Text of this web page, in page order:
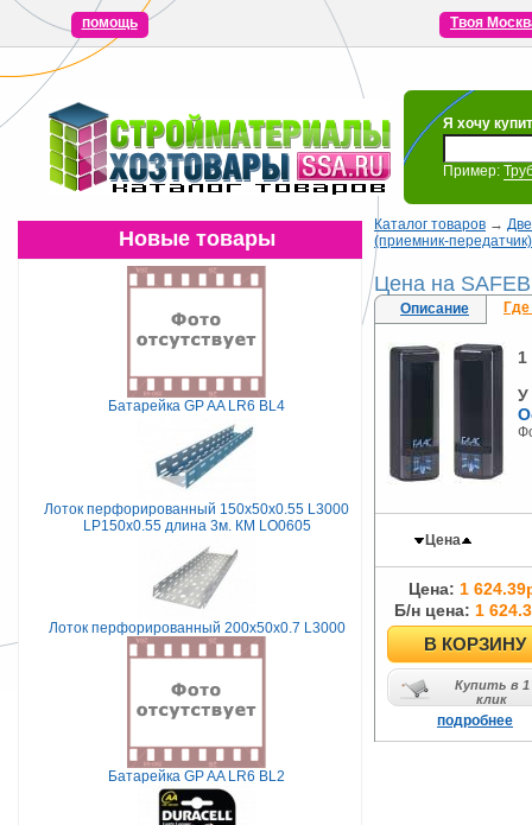
помощь Твоя
Я хочу
Пример:
Новые товары
Батарейка GP AA LR6 BL4
Лоток перфорированный 150х50х0.55 L3000
LP150х0.55 длина 3м. КМ LO0605
Лоток перфорированный 200х50х0.7 L3000
Батарейка GP AA LR6 BL2
Каталог товаров →
(приемник-передатчик)
Цена на
Описание
1
У
Цена
Цена: 1
Б/н цена: 1
В КОРЗИНУ
Купить в 1
клик
подробнее